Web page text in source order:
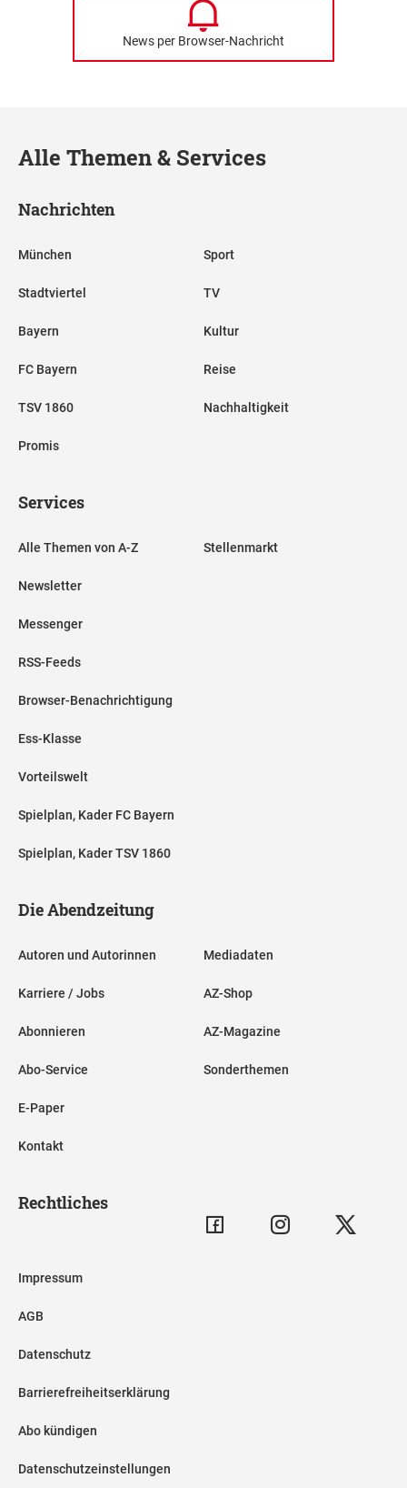
News per Browser-Nachricht
Alle Themen & Services
Nachrichten
München
Stadtviertel
Bayern
FC Bayern
TSV 1860
Promis
Sport
TV
Kultur
Reise
Nachhaltigkeit
Services
Alle Themen von A-Z
Newsletter
Messenger
RSS-Feeds
Browser-Benachrichtigung
Ess-Klasse
Vorteilswelt
Spielplan, Kader FC Bayern
Spielplan, Kader TSV 1860
Stellenmarkt
Die Abendzeitung
Autoren und Autorinnen
Karriere / Jobs
Abonnieren
Abo-Service
E-Paper
Kontakt
Mediadaten
AZ-Shop
AZ-Magazine
Sonderthemen
Rechtliches
Impressum
AGB
Datenschutz
Barrierefreiheitserklärung
Abo kündigen
Datenschutzeinstellungen